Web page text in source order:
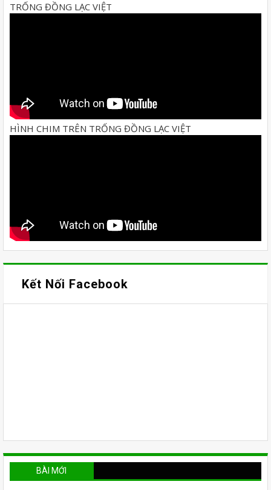
TRỐNG ĐỒNG LẠC VIỆT
HÌNH CHIM TRÊN TRỐNG ĐỒNG LẠC VIỆT
Kết Nối Facebook
BÀI MỚI